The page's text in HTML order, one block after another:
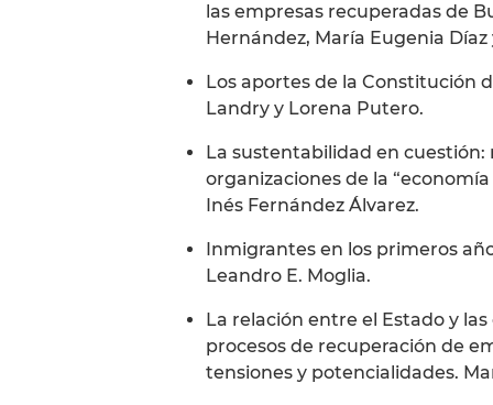
las empresas recuperadas de
Hernández, María Eugenia
Los aportes de la Constitución
Landry y Lorena Putero.
La sustentabilidad en cuestión:
organizaciones de la
Inés Fernández Álvarez.
Inmigrantes en los primeros
Leandro E. Moglia.
La relación entre el Estado y
procesos de recuperación de
tensiones y potencialidades.